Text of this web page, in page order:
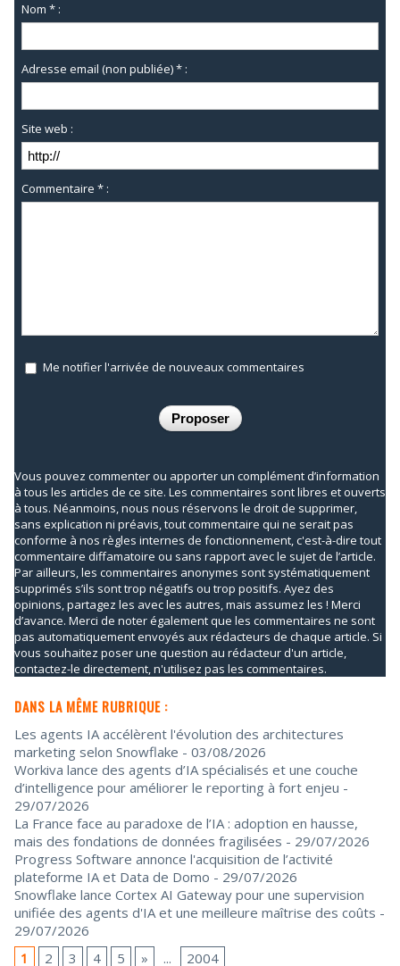
Nom * :
Adresse email (non publiée) * :
Site web :
Commentaire * :
Me notifier l'arrivée de nouveaux commentaires
Vous pouvez commenter ou apporter un complément d’information
à tous les articles de ce site. Les commentaires sont libres et ouverts
à tous. Néanmoins, nous nous réservons le droit de supprimer,
sans explication ni préavis, tout commentaire qui ne serait pas
conforme à nos règles internes de fonctionnement, c'est-à-dire tout
commentaire diffamatoire ou sans rapport avec le sujet de l’article.
Par ailleurs, les commentaires anonymes sont systématiquement
supprimés s’ils sont trop négatifs ou trop positifs. Ayez des
opinions, partagez les avec les autres, mais assumez les ! Merci
d’avance. Merci de noter également que les commentaires ne sont
pas automatiquement envoyés aux rédacteurs de chaque article. Si
vous souhaitez poser une question au rédacteur d'un article,
contactez-le directement, n'utilisez pas les commentaires.
DANS LA MÊME RUBRIQUE :
Les agents IA accélèrent l'évolution des architectures
marketing selon Snowflake - 03/08/2026
Workiva lance des agents d’IA spécialisés et une couche
d’intelligence pour améliorer le reporting à fort enjeu -
29/07/2026
La France face au paradoxe de l’IA : adoption en hausse,
mais des fondations de données fragilisées - 29/07/2026
Progress Software annonce l'acquisition de l’activité
plateforme IA et Data de Domo - 29/07/2026
Snowflake lance Cortex AI Gateway pour une supervision
unifiée des agents d'IA et une meilleure maîtrise des coûts -
29/07/2026
1
2 3 4 5 » ... 2004